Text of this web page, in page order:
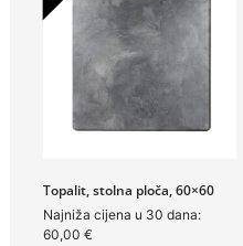
Topalit, stolna ploča, 60×60
Najniža cijena u 30 dana:
60,00 €